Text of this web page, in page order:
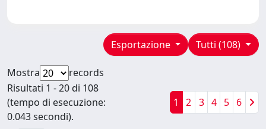
Tutti (108)
Esportazione
Mostra
records
Risultati 1 - 20 di 108
(tempo di esecuzione:
0.043 secondi).
1 2 3 4 5 6